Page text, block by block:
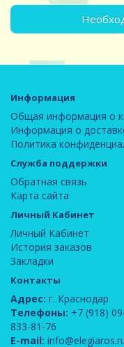
Информация
Общая информация о
Информация о
Политика
Служба поддержки
Обратная связь
Карта сайта
Личный Кабинет
Личный Кабинет
История заказов
Закладки
Контакты
Адрес: г. Краснодар
Телефоны: +7 (918)
833-81-76
E-mail: